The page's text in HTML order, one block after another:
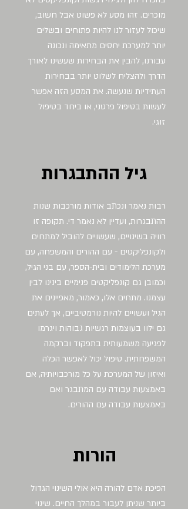
מוכרים. זהו מסע לא פשוט אבל חשוב,
שיכול לעזור לנו להיות פתוחים ובשלים
יותר למערכת יחסים מתאימה ונכונה
עבורנו, להבין את הבחירות שעשינו לאורך
הדרך ולהצליח לשלוט יותר בבחירות
העתידיות שנעשה. את המסע הזה אפשר
לעשות בטיפול פרטני, או ביחד בטיפול
זוגי.
רבות נאמר ונכתב אודות מורכבות שנות
ההתבגרות, ועדיין לא נאמר די. תקופה זו
רוויה בשינויים, שעשויים להוביל למתחים
ולקונפליקטים - עם ההורים והמשפחה, עם
מערכת הלימודים ובית-הספר, עם בני הגיל,
וכמובן גם קונפליקטים פנימיים בינינו לבין
עצמנו. מתחים אלו, כאמור, מאפיינים את
הגיל ועשויים להיות נורמטיביים, אך לעתים
גם ילוו בעוצמות רגשיות גבוהות ויגרמו
לפגיעה משמעותית בתפקוד וברקמה
המשפחתית. טיפול יכול לאפשר הכלה
ואיזון של המערכת על כל מורכבויותיה, אם
באמצעות עבודה עם המתבגר ואם
באמצעות עבודה עם ההורים.
גיל ההתבגרות
הפיכת אדם להורה היא אולי השינוי הגדול
ביותר שניתן לעבור במהלך החיים. שינוי
הורות